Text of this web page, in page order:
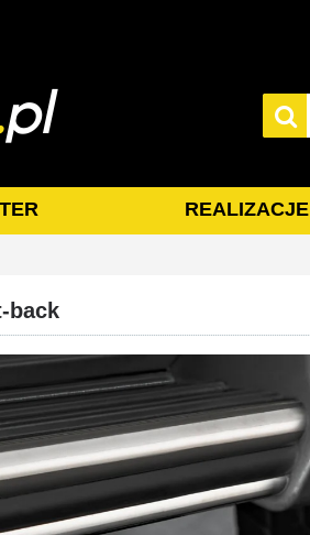
REALIZACJE
back